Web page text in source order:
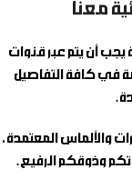
معنا
يجب أن يتم عبر قنوات
في كافة التفاصيل
والألماس المعتمدة،
وذوقكم الرفيع.